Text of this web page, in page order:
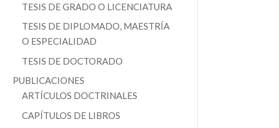
TESIS DE GRADO O LICENCIATURA
TESIS DE DIPLOMADO, MAESTRÍA
O ESPECIALIDAD
TESIS DE DOCTORADO
PUBLICACIONES
ARTÍCULOS DOCTRINALES
CAPÍTULOS DE LIBROS